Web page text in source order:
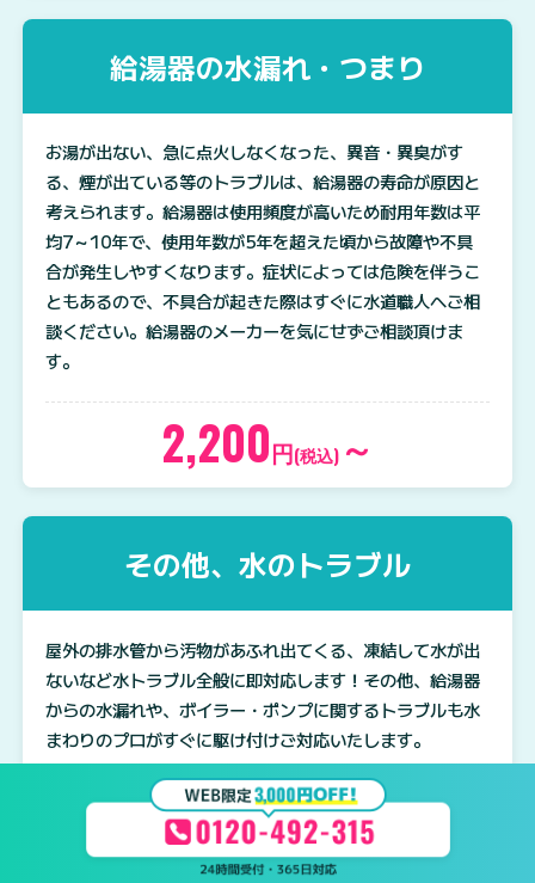
給湯器の水漏れ・つまり
お湯が出ない、急に点火しなくなった、異音・異臭がす
る、煙が出ている等のトラブルは、給湯器の寿命が原因と
考えられます。給湯器は使用頻度が高いため耐用年数は平
均7～10年で、使用年数が5年を超えた頃から故障や不具
合が発生しやすくなります。症状によっては危険を伴うこ
ともあるので、不具合が起きた際はすぐに水道職人へご相
談ください。給湯器のメーカーを気にせずご相談頂けま
す。
2,200円(税込) ～
その他、水のトラブル
屋外の排水管から汚物があふれ出てくる、凍結して水が出
ないなど水トラブル全般に即対応します！その他、給湯器
からの水漏れや、ボイラー・ポンプに関するトラブルも水
まわりのプロがすぐに駆け付けご対応いたします。
2,200円(税込)～